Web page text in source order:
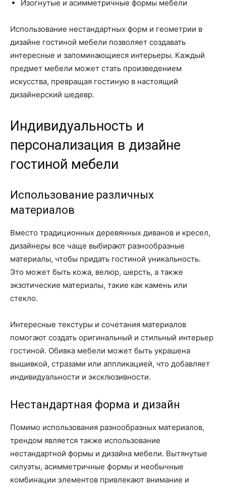
Изогнутые и асимметричные формы мебели
Использование нестандартных форм и геометрии в
дизайне гостиной мебели позволяет создавать
интересные и запоминающиеся интерьеры. Каждый
предмет мебели может стать произведением
искусства, превращая гостиную в настоящий
дизайнерский шедевр.
Индивидуальность и
персонализация в дизайне
гостиной мебели
Использование различных
материалов
Вместо традиционных деревянных диванов и кресел,
дизайнеры все чаще выбирают разнообразные
материалы, чтобы придать гостиной уникальность.
Это может быть кожа, велюр, шерсть, а также
экзотические материалы, такие как камень или
стекло.
Интересные текстуры и сочетания материалов
помогают создать оригинальный и стильный интерьер
гостиной. Обивка мебели может быть украшена
вышивкой, стразами или аппликацией, что добавляет
индивидуальности и эксклюзивности.
Нестандартная форма и дизайн
Помимо использования разнообразных материалов,
трендом является также использование
нестандартной формы и дизайна мебели. Вытянутые
силуэты, асимметричные формы и необычные
комбинации элементов привлекают внимание и